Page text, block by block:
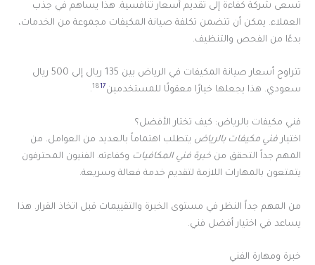
تسعى شركة كفاءة إلى تقديم أسعار تنافسية. هذا يساهم في جذب
العملاء. يمكن أن تتضمن تكلفة صيانة المكيفات مجموعة من الخدمات،
بدءًا من الفحص والتنظيف.
تتراوح أسعار صيانة المكيفات في الرياض بين 135 ريال إلى 500 ريال
سعودي. هذا يجعلها خيارًا معقولًا للمستخدمين
1817
.
فني مكيفات بالرياض: كيف تختار الأفضل؟
اختيار فني مكيفات بالرياض يتطلب اهتماماً بالعديد من العوامل. من
المهم جداً التحقق من خبرة فني المكافيات وكفاءته. الفنيون المحترفون
يتمتعون بالمهارات اللازمة لتقديم خدمة فعالة وسريعة.
من المهم جداً النظر في مستوى الخبرة والتقييمات قبل اتخاذ القرار. هذا
يساعد في اختيار أفضل فني.
خبرة ومهارة الفني